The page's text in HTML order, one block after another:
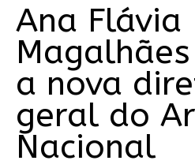
Ana Flávia
a nova
geral do
Nacional